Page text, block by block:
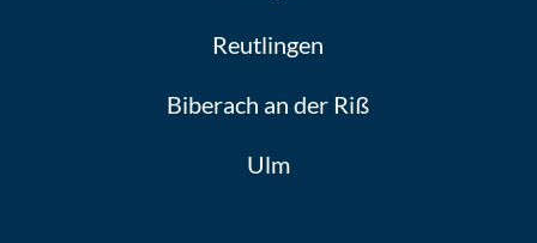
Reutlingen
Biberach an der Riß
Ulm